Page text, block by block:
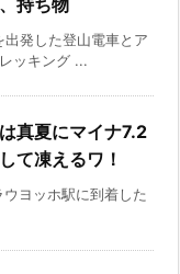
持ち物
発した登山電車とア
ッキング ...
真夏にマイナ7.2
て凍えるワ！
ヨッホ駅に到着した